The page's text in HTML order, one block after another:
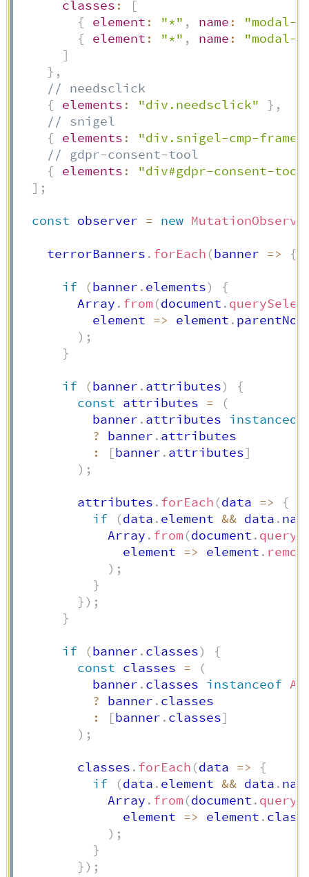
classes :
[
{
element : "*" , name :
"modal-
{
element : "*" , name :
"modal-
]
} ,
// needsclick
{
elements : "div.needsclick" } ,
// snigel
{
elements :
"div.snigel-cmp-
// gdpr-consent-tool
{
elements :
"div#gdpr-consent-
] ;
const observer = new
    terrorBanners
. forEach (banner => {
if (banner . elements)
{
        Array
. from (document .
element => element .
) ;
}
if (banner . attributes)
{
const attributes =
(
          banner
. attributes instanceof
? banner . attributes
:
[banner . attributes]
) ;
        attributes
. forEach (data =>
{
if
(data . element && data .
            Array
. from (document .
element => element .
) ;
}
}) ;
}
if (banner . classes)
{
const classes =
(
          banner
. classes instanceof
? banner . classes
:
[banner . classes]
) ;
        classes
. forEach (data =>
{
if
(data . element && data .
            Array
. from (document .
element => element .
) ;
}
}) ;